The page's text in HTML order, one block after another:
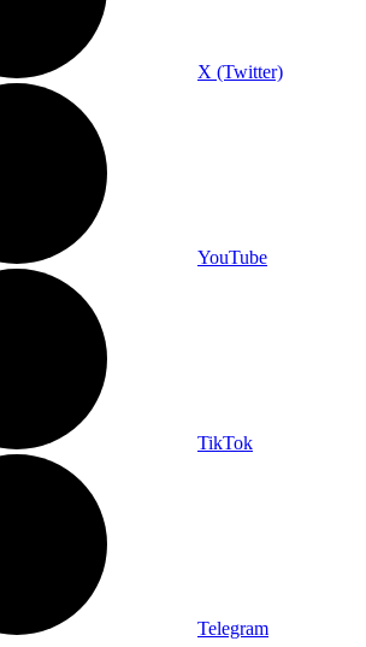
X (Twitter)
YouTube
TikTok
Telegram